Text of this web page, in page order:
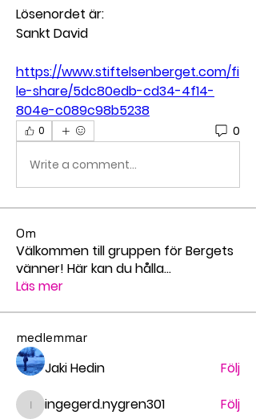
Lösenordet är:
Sankt David
https://www.stiftelsenberget.com/fi
le-share/5dc80edb-cd34-4f14-
804e-c089c98b5238
0 0
Write a comment...
Om
Välkommen till gruppen för Bergets
vänner! Här kan du hålla...
Läs mer
medlemmar
Jaki Hedin Följ
ingegerd.nygren301
ingegerd.nygren301 Följ